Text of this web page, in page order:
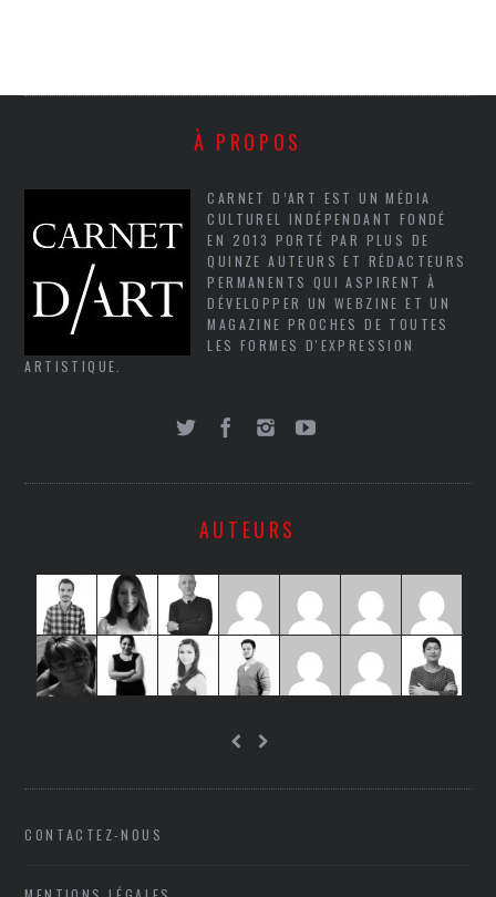
À PROPOS
CARNET D’ART EST UN MÉDIA
CULTUREL INDÉPENDANT FONDÉ
EN 2013 PORTÉ PAR PLUS DE
QUINZE AUTEURS ET RÉDACTEURS
PERMANENTS QUI ASPIRENT À
DÉVELOPPER UN WEBZINE ET UN
MAGAZINE PROCHES DE TOUTES
LES FORMES D'EXPRESSION
ARTISTIQUE.
AUTEURS
CONTACTEZ-NOUS